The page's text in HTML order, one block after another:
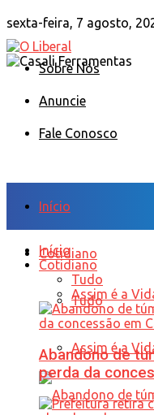
sexta-feira, 7 agosto,
Sobre Nós
Anuncie
Fale Conosco
Início
Cotidiano
Tudo
Assim é a
Início
Cotidiano
Tudo
Assim é a
Abandono de
perda da